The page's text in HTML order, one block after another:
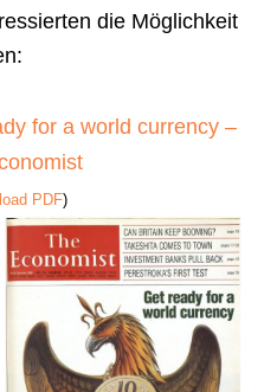
die Möglichkeit
for a world currency –
PDF)